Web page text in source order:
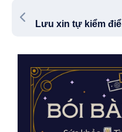
Lưu xin tự kiểm